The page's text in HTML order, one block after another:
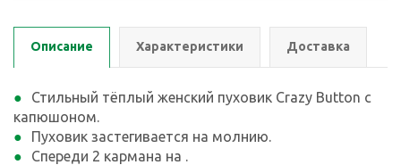
Описание Характеристики Доставка
Стильный тёплый женский пуховик Crazy Button с
капюшоном.
Пуховик застегивается на молнию.
Спереди 2 кармана на .